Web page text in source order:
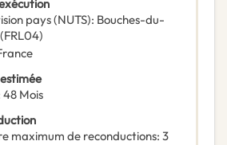
pays (NUTS): Bouches-du-
(FRL04)
48 Mois
maximum de reconductions: 3